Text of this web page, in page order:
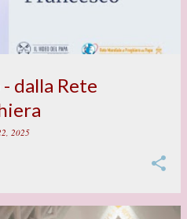
dalla Rete
2025